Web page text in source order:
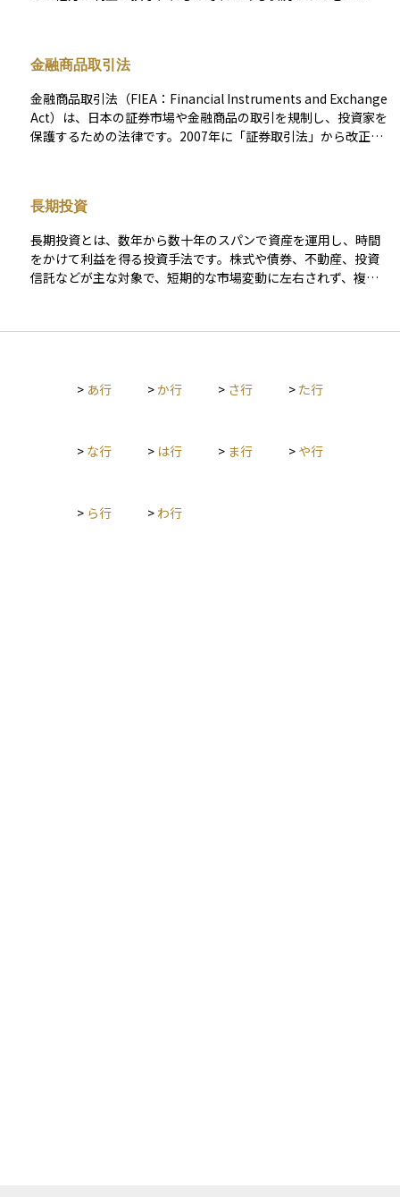
的な役割を担うため、信頼関係が非常に重要です。誰を受託者
可能性があるため、資産運用の分野では利益相反がないかどう
かを確認することがとても重要です。信頼できるアドバイザー
や金融機関を選ぶ際には、この点に注意を払うことが大切で
す。
金融商品取引法
金融商品取引法（FIEA：Financial Instruments and Exchange
Act）は、日本の証券市場や金融商品の取引を規制し、投資家を
保護するための法律です。2007年に「証券取引法」から改正・
品を対象としています。投資家保護の観点から、虚偽表示や詐
欺的な勧誘を禁止し、投資家の知識や経験に応じた適切な商品
を提供することが義務付けられています。また、市場の透明性
を確保するため、金融機関や証券会社に対して取引情報の適切
な開示を求め、公正な市場運営を実現しています。さらに、未
理解し、適切な取引を行うことが求められます。
長期投資
長期投資とは、数年から数十年のスパンで資産を運用し、時間
をかけて利益を得る投資手法です。株式や債券、不動産、投資
信託などが主な対象で、短期的な市場変動に左右されず、複利
> あ行 >か行 > さ行 > た行
> な行 > は行 > ま行 > や行
> ら行 > わ行